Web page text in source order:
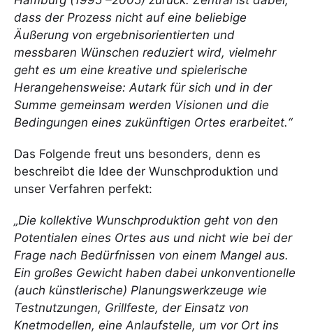
dass der Prozess nicht auf eine beliebige
Äußerung von ergebnisorientierten und
messbaren Wünschen reduziert wird, vielmehr
geht es um eine kreative und spielerische
Herangehensweise: Autark für sich und in der
Summe gemeinsam werden Visionen und die
Bedingungen eines zukünftigen Ortes erarbeitet.“
Das Folgende freut uns besonders, denn es
beschreibt die Idee der Wunschproduktion und
unser Verfahren perfekt:
„Die kollektive Wunschproduktion geht von den
Potentialen eines Ortes aus und nicht wie bei der
Frage nach Bedürfnissen von einem Mangel aus.
Ein großes Gewicht haben dabei unkonventionelle
(auch künstlerische) Planungswerkzeuge wie
Testnutzungen, Grillfeste, der Einsatz von
Knetmodellen, eine Anlaufstelle, um vor Ort ins